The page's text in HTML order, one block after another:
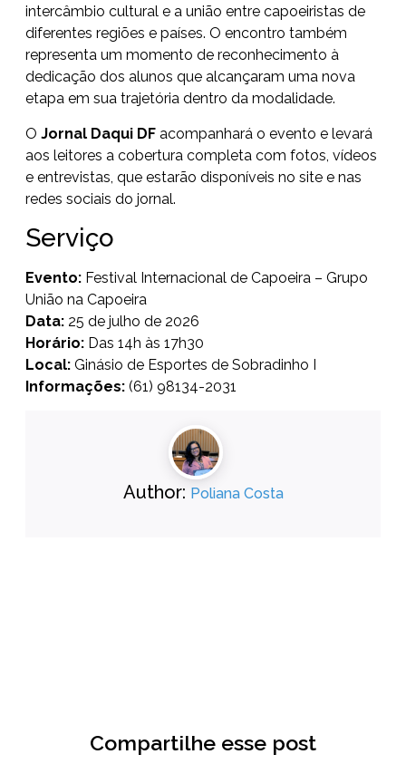
intercâmbio cultural e a união entre capoeiristas de
diferentes regiões e países. O encontro também
representa um momento de reconhecimento à
dedicação dos alunos que alcançaram uma nova
etapa em sua trajetória dentro da modalidade.
O Jornal Daqui DF acompanhará o evento e levará
aos leitores a cobertura completa com fotos, vídeos
e entrevistas, que estarão disponíveis no site e nas
redes sociais do jornal.
Serviço
Evento: Festival Internacional de Capoeira – Grupo
União na Capoeira
Data: 25 de julho de 2026
Horário: Das 14h às 17h30
Local: Ginásio de Esportes de Sobradinho I
Informações: (61) 98134-2031
Author: Poliana Costa
Compartilhe esse post